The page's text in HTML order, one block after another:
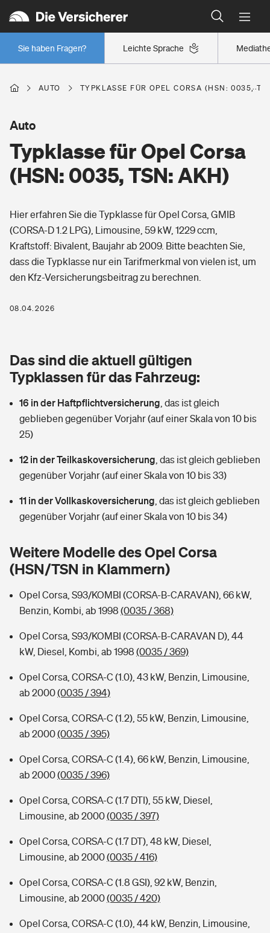
Leichte Sprache
Sie haben Fragen?
Wer versichert was: Jetzt Versicherer finden
Regionalklassen: So ist Ihre Region eingestuft
Wer versichert was: Jetzt Versicherer finden
Berufsunfähigkeitsversicherung
Erwerbsunfähigkeitsversicherung
Grundfähigkeitsversicherung
Arbeitsrechtsschutz
Berufshaftpflichtversicherung
Zur Übersicht
Tools
Wer versichert was: Jetzt Versicherer finden
Sie haben Fragen?
Wohnen
Elementarversicherung
Glasversicherung
Mietkautionsversicherung
Restkreditversicherung
Hochwasser-Check: Wie gefährdet ist Ihr Haus?
Wer versichert was: Jetzt Versicherer finden
Sie haben Fragen?
Freizeit
Pri­vate Haft­pflicht­
Kinderunfall­ver­si­che­rung
Kinderinvalidität
Hundehalter-Haftpflicht
Private Cyberversicherung
Musikinstrumentenversicherung
Zur Übersicht
Tools
Kinderunfall-Check: Mehr Sicherheit für deine Kids
Sie haben Fragen?
Gesundheit
Private Krankenversicherung
Dread-Disease-Versicherung
Tierkrankenversicherung
Zur Übersicht
Tools
Wer versichert was: Jetzt Versicherer finden
Sie haben Fragen?
Rentenrechner: Wie viel Geld bekomme ich im Alter?
AUTO TYPKLASSE FÜR OPEL CORSA (HSN: 0035,
Typklasse für Opel Corsa
(HSN: 0035, TSN: AKH)
Auto
Hier erfahren Sie die Typklasse für Opel Corsa, GMIB
(CORSA-D 1.2 LPG), Limousine, 59 kW, 1229 ccm,
Kraftstoff: Bivalent, Baujahr ab 2009. Bitte beachten Sie,
dass die Typklasse nur ein Tarifmerkmal von vielen ist, um
den Kfz-Versicherungsbeitrag zu berechnen.
08.04.2026
Das sind die aktuell gültigen
Typklassen für das Fahrzeug:
16 in der Haftpflichtversicherung das ist gleich
geblieben gegenüber Vorjahr (auf einer Skala von 10 bis
25)
12 in der Teilkaskoversicherung das ist gleich geblieben
gegenüber Vorjahr (auf einer Skala von 10 bis 33)
11 in der Vollkaskoversicherung das ist gleich geblieben
gegenüber Vorjahr (auf einer Skala von 10 bis 34)
Weitere Modelle des Opel Corsa
(HSN/TSN in Klammern)
Opel Corsa, S93/KOMBI (CORSA-B-CARAVAN), 66 kW,
Benzin, Kombi, ab 1998 (0035 / 368)
Opel Corsa, S93/KOMBI (CORSA-B-CARAVAN D), 44
kW, Diesel, Kombi, ab 1998 (0035 / 369)
Opel Corsa, CORSA-C (1.0), 43 kW, Benzin, Limousine,
ab 2000(0035 / 394)
Opel Corsa, CORSA-C (1.2), 55 kW, Benzin, Limousine,
ab 2000(0035 / 395)
Opel Corsa, CORSA-C (1.4), 66 kW, Benzin, Limousine,
ab 2000(0035 / 396)
Opel Corsa, CORSA-C (1.7 DTI), 55 kW, Diesel,
Limousine, ab 2000(0035 / 397)
Opel Corsa, CORSA-C (1.7 DT), 48 kW, Diesel,
Limousine, ab 2000(0035 / 416)
Opel Corsa, CORSA-C (1.8 GSI), 92 kW, Benzin,
Limousine, ab 2000(0035 / 420)
Opel Corsa, CORSA-C (1.0), 44 kW, Benzin, Limousine,